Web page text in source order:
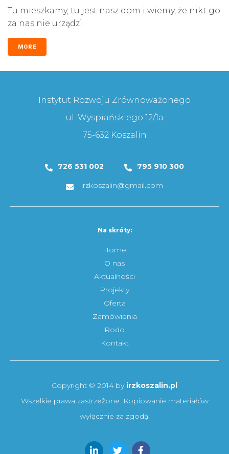
Tu mieszkamy, tu jest nasz dom i wiemy, że nikt go
za nas nie urządzi.
MORE
Instytut Rozwoju Zrównoważonego
ul. Wyspiańskiego 12/1a
75-632 Koszalin
726 531 002 795 910 300
irzkoszalin@gmail.com
Na skróty:
Home
O nas
Aktualności
Projekty
Oferta
Zamówienia
Rodo
Kontakt
Copyright © 2014 by irzkoszalin.pl
Wszelkie prawa zastrzeżone. Kopiowanie materiałów
wyłącznie za zgodą.